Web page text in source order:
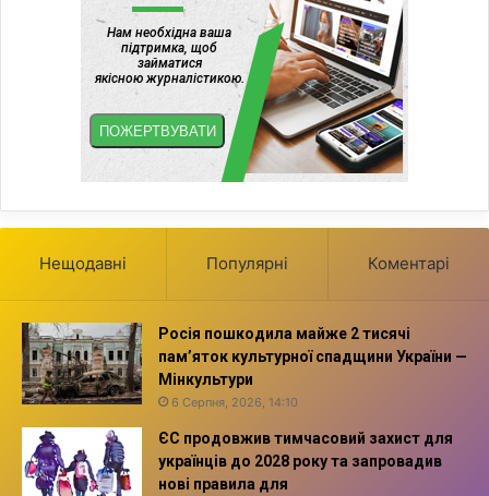
Нещодавні Популярні Коментарі
Росія пошкодила майже 2 тисячі
пам’яток культурної спадщини України —
Мінкультури
6 Серпня, 2026, 14:10
ЄС продовжив тимчасовий захист для
українців до 2028 року та запровадив
нові правила для